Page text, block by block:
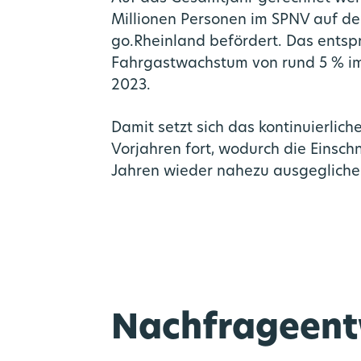
Millionen Personen im SPNV auf
go.Rheinland befördert. Das
Fahrgastwachstum von rund 5 %
2023.
Damit setzt sich das
Vorjahren fort, wodurch die
Jahren wieder nahezu